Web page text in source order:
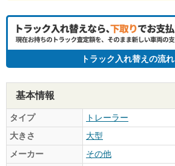
トラック入れ替えの流れ
基本情報
タイプ
トレーラー
大きさ
大型
メーカー
その他